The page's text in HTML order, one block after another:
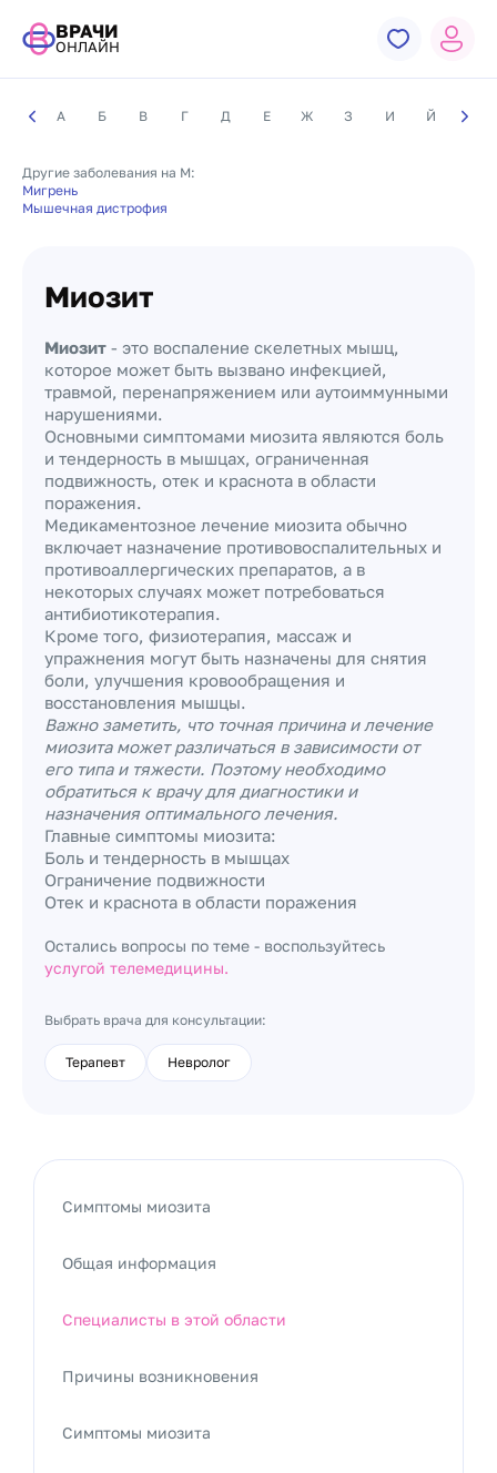
ВРАЧИ
ОНЛАЙН
А Б В Г Д Е Ж З И Й К
Другие заболевания на М:
Мигрень
Мышечная дистрофия
Миозит
Миозит - это воспаление скелетных мышц,
которое может быть вызвано инфекцией,
травмой, перенапряжением или аутоиммунными
нарушениями.
Основными симптомами миозита являются боль
и тендерность в мышцах, ограниченная
подвижность, отек и краснота в области
поражения.
Медикаментозное лечение миозита обычно
включает назначение противовоспалительных и
противоаллергических препаратов, а в
некоторых случаях может потребоваться
антибиотикотерапия.
Кроме того, физиотерапия, массаж и
упражнения могут быть назначены для снятия
боли, улучшения кровообращения и
восстановления мышцы.
Важно заметить, что точная причина и лечение
миозита может различаться в зависимости от
его типа и тяжести. Поэтому необходимо
обратиться к врачу для диагностики и
назначения оптимального лечения.
Главные симптомы миозита:
Боль и тендерность в мышцах
Ограничение подвижности
Отек и краснота в области поражения
Остались вопросы по теме - воспользуйтесь
услугой телемедицины.
Выбрать врача для консультации:
Терапевт Невролог
Симптомы миозита
Общая информация
Специалисты в этой области
Причины возникновения
Симптомы миозита